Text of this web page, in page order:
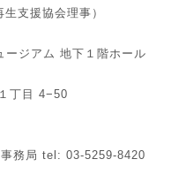
支援協会理事）
ージアム 地下１階ホール
丁目 4−50
務局 tel: 03-5259-8420